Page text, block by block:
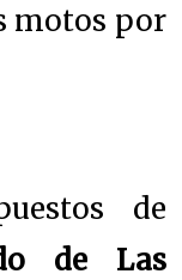
motos por
de
de Las